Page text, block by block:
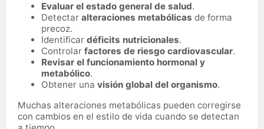
Evaluar el estado general de salud.
Detectar alteraciones metabólicas de forma
precoz.
Identificar déficits nutricionales.
Controlar factores de riesgo cardiovascular.
Revisar el funcionamiento hormonal y
metabólico.
Obtener una visión global del organismo.
Muchas alteraciones metabólicas pueden corregirse
con cambios en el estilo de vida cuando se detectan